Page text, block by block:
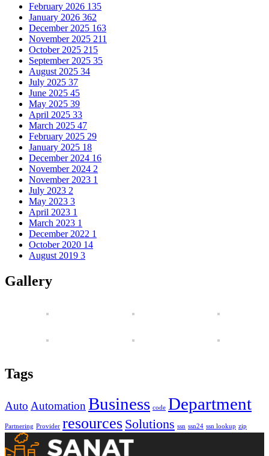
February 2026 135
January 2026 362
December 2025 163
November 2025 211
October 2025 215
September 2025 35
August 2025 34
July 2025 37
June 2025 45
May 2025 39
April 2025 33
March 2025 47
February 2025 29
January 2025 18
December 2024 16
November 2024 2
November 2023 1
July 2023 2
May 2023 3
April 2023 1
March 2023 1
December 2022 1
October 2020 14
August 2019 3
Gallery
Tags
Auto AutomationBusiness code Department
Partnering Provider resources Solutions ssn ssn24 ssn lookup zip